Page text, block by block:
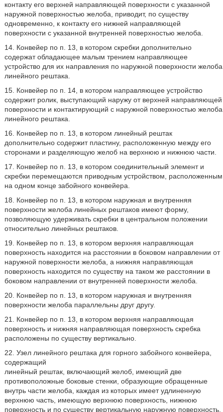
контакту его верхней направляющей поверхности с указанной
наружной поверхностью желоба, приводит, по существу
одновременно, к контакту его нижней направляющей
поверхности с указанной внутренней поверхностью желоба.
14. Конвейер по п. 13, в котором скребки дополнительно
содержат обладающее малым трением направляющее
устройство для их направления по наружной поверхности желоба
линейного рештака.
15. Конвейер по п. 14, в котором направляющее устройство
содержит ролик, выступающий наружу от верхней направляющей
поверхности и контактирующий с наружной поверхностью желоба
линейного рештака.
16. Конвейер по п. 13, в котором линейный рештак
дополнительно содержит пластину, расположенную между его
сторонами и разделяющую желоб на верхнюю и нижнюю части.
17. Конвейер по п. 13, в котором соединительный элемент и
скребки перемещаются приводным устройством, расположенным
на одном конце забойного конвейера.
18. Конвейер по п. 13, в котором наружная и внутренняя
поверхности желоба линейных рештаков имеют форму,
позволяющую удерживать скребки в центральном положении
относительно линейных рештаков.
19. Конвейер по п. 13, в котором верхняя направляющая
поверхность находится на расстоянии в боковом направлении от
наружной поверхности желоба, а нижняя направляющая
поверхность находится по существу на таком же расстоянии в
боковом направлении от внутренней поверхности желоба.
20. Конвейер по п. 13, в котором наружная и внутренняя
поверхности желоба параллельны друг другу.
21. Конвейер по п. 13, в котором верхняя направляющая
поверхность и нижняя направляющая поверхность скребка
расположены по существу вертикально.
22. Узел линейного рештака для горного забойного конвейера,
содержащий
линейный рештак, включающий желоб, имеющий две
противоположные боковые стенки, образующие обращенные
внутрь части желоба, каждая из которых имеет удлиненную
верхнюю часть, имеющую верхнюю поверхность, нижнюю
поверхность и по существу вертикальную наружную поверхность,